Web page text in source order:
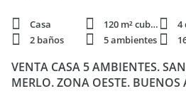
Casa 120 m² cubie. 4
2 baños
5 ambientes
VENTA CASA 5 AMBIENTES.
MERLO. ZONA OESTE. BUENOS